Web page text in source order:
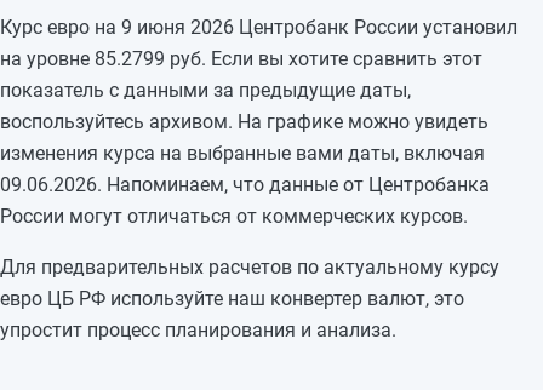
03.06.2026
84,6097
-1,6403
02.06.2026
86,25
+3,613
01.06.2026
82,637
—
31.05.2026
82,637
—
30.05.2026
82,637
-1,0523
29.05.2026
83,6893
+0,9668
28.05.2026
82,7225
-0,5751
26.05.2026
Курс евро на 9 июня 2026 Центробанк России установил
на уровне 85.2799 руб. Если вы хотите сравнить этот
показатель с данными за предыдущие даты,
воспользуйтесь архивом. На графике можно увидеть
изменения курса на выбранные вами даты, включая
09.06.2026. Напоминаем, что данные от Центробанка
России могут отличаться от коммерческих курсов.
Для предварительных расчетов по актуальному курсу
евро ЦБ РФ используйте наш конвертер валют, это
упростит процесс планирования и анализа.